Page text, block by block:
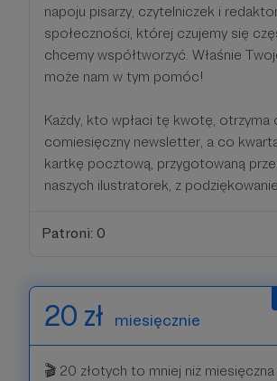
napoju pisarzy, czytelniczek i
społeczności, której czujemy się
chcemy współtworzyć. Właśnie
może nam w tym pomóc!
Każdy, kto wpłaci tę kwotę, otrzyma
comiesięczny newsletter, a co
kartkę pocztową, przygotowaną
naszych ilustratorek, z
Patroni: 0
20 zł miesięcznie
🎬 20 złotych to mniej niż